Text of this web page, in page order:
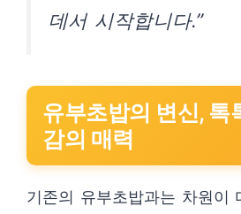
데서 시작합니다.”
유부초밥의 변신, 톡
감의 매력
기존의 유부초밥과는 차원이